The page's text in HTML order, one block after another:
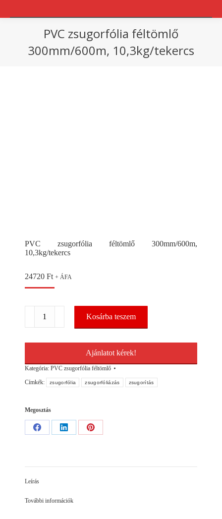
PVC zsugorfólia féltömlő
300mm/600m, 10,3kg/tekercs
PVC zsugorfólia féltömlő 300mm/600m,
10,3kg/tekercs
24720 Ft + ÁFA
zsugorfólia
féltömlő
10,3kg/tekercs
Kosárba teszem
Ajánlatot kérek!
Kategória: PVC zsugorfólia féltömlő
Címkék:
zsugorfólia zsugorfóliázás zsugorítás
Megosztás
Share
Share
Share
Leírás
További információk